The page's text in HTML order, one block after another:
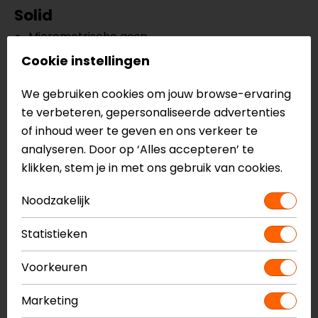
Solid
Micrometrische gesp
Multi-density EPS
Versterkte kinband
Hypoallergene, ademend, uitneembare en
wasbare binnenvoering
Lasergesneden schuim
Kras- en Uv-bestendig vizier
Quick-release systeem
HPTT schaal
ECE 22.06 keuring
Meer informatie nodig?
Heb je meer informatie nodig over dit product?
Neem dancontact
met ons op of kom langs in één
Cookie instellingen
We gebruiken cookies om jouw browse-ervaring
te verbeteren, gepersonaliseerde advertenties
of inhoud weer te geven en ons verkeer te
analyseren. Door op ‘Alles accepteren’ te
klikken, stem je in met ons gebruik van cookies.
Noodzakelijk
Statistieken
Voorkeuren
Marketing